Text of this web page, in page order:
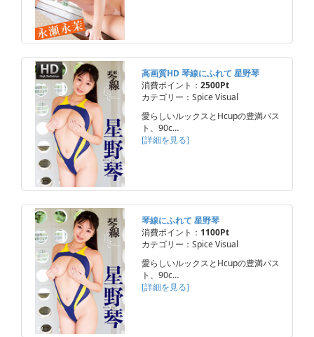
高画質HD 琴線にふれて 星野琴
消費ポイント： 2500Pt
カテゴリー：Spice Visual
愛らしいルックスとHcupの豊満バス
ト、90c…
[詳細を見る]
琴線にふれて 星野琴
消費ポイント： 1100Pt
カテゴリー：Spice Visual
愛らしいルックスとHcupの豊満バス
ト、90c…
[詳細を見る]